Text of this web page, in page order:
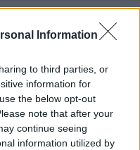
Information
to third parties, or
information for
the below opt-out
note that after your
continue seeing
information utilized by